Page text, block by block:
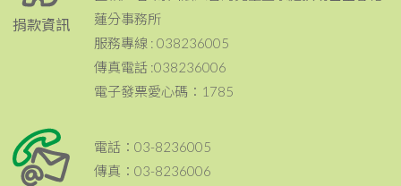
捐款資訊
蓮分事務所
服務專線 : 038236005
傳真電話 :038236006
電子發票愛心碼：1785
電話：03-8236005
傳真：03-8236006